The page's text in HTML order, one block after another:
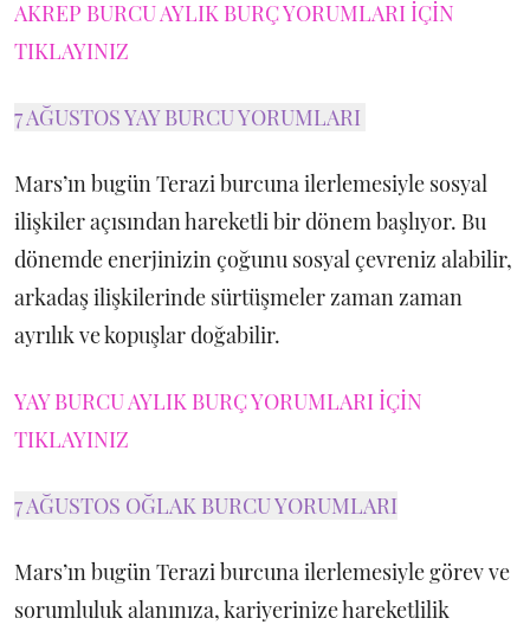
AKREP BURCU AYLIK BURÇ YORUMLARI İÇİN
TIKLAYINIZ
7 AĞUSTOS YAY BURCU YORUMLARI
Mars’ın bugün Terazi burcuna ilerlemesiyle sosyal
ilişkiler açısından hareketli bir dönem başlıyor. Bu
dönemde enerjinizin çoğunu sosyal çevreniz alabilir,
arkadaş ilişkilerinde sürtüşmeler zaman zaman
ayrılık ve kopuşlar doğabilir.
YAY BURCU AYLIK BURÇ YORUMLARI İÇİN
TIKLAYINIZ
7 AĞUSTOS OĞLAK BURCU YORUMLARI
Mars’ın bugün Terazi burcuna ilerlemesiyle görev ve
sorumluluk alanınıza, kariyerinize hareketlilik